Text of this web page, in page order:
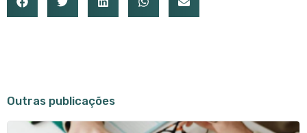
Outras publicações